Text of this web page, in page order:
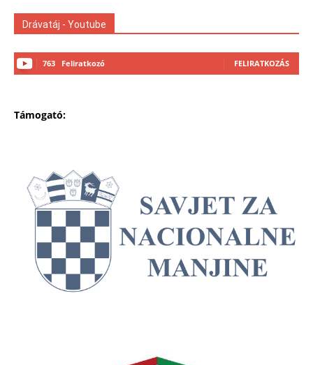
Drávatáj - Youtube
763 Feliratkozó FELIRATKOZÁS
Támogató: